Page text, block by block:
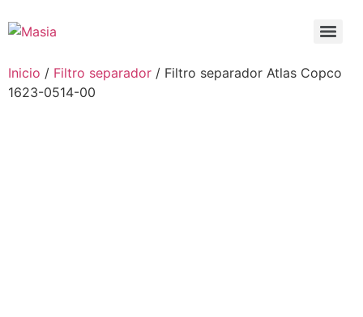
Inicio / Filtro separador / Filtro separador Atlas Copco
1623-0514-00